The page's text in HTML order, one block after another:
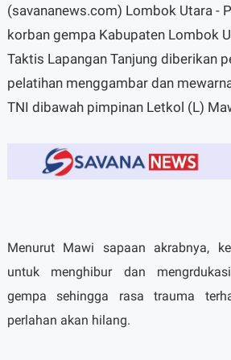
(savananews.com) Lombok Utara -
korban gempa Kabupaten Lombok
Taktis Lapangan Tanjung diberikan
pelatihan menggambar dan
TNI dibawah pimpinan Letkol (L)
Menurut Mawi sapaan akrabnya,
untuk menghibur dan
gempa sehingga rasa trauma
perlahan akan hilang.